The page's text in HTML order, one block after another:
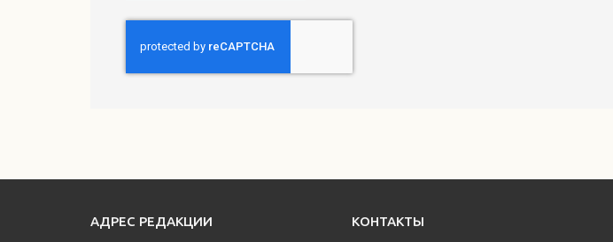
АДРЕС РЕДАКЦИИ КОНТАКТЫ